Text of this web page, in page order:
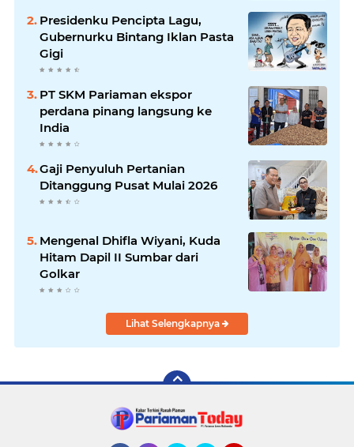
Presidenku Pencipta Lagu,
Gubernurku Bintang Iklan Pasta
Gigi
PT SKM Pariaman ekspor
perdana pinang langsung ke
India
Gaji Penyuluh Pertanian
Ditanggung Pusat Mulai 2026
Mengenal Dhifla Wiyani, Kuda
Hitam Dapil II Sumbar dari
Golkar
Lihat Selengkapnya